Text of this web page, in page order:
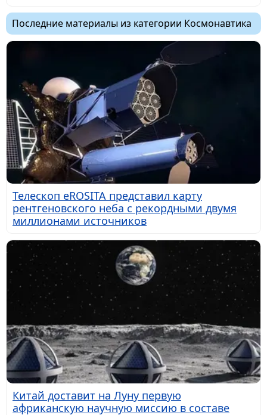
Последние материалы из категории Космонавтика
Телескоп eROSITA представил карту
рентгеновского неба с рекордными двумя
миллионами источников
Китай доставит на Луну первую
африканскую научную миссию в составе